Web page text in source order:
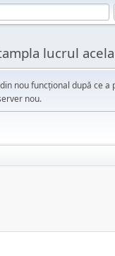
lucrul
din nou funcțional după ce
nou.